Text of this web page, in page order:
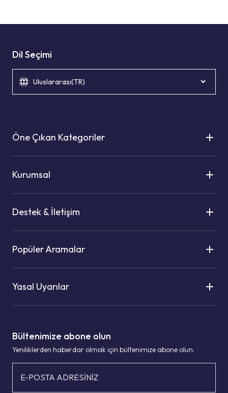
Bültenimize abone olun
Yeniliklerden haberdar olmak için bültenimize abone olun.
E-POSTA ADRESİNİZ
Dil Seçimi
Uluslararası(TR)
Öne Çıkan Kategoriler
Kurumsal
Destek & İletişim
Popüler Aramalar
Yasal Uyarılar